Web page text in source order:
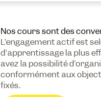
Nos cours sont des
L'engagement actif est
d'apprentissage la plus
avez la possibilité
conformément aux
fixés.